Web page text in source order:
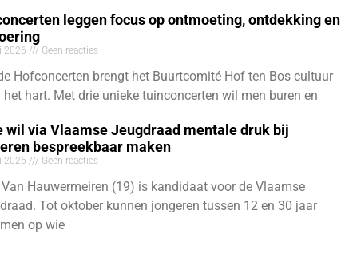
leggen focus op ontmoeting, ontdekking en
2026 Geen reacties
Hofconcerten brengt het Buurtcomité Hof ten Bos cultuur
hart. Met drie unieke tuinconcerten wil men buren en
wil via Vlaamse Jeugdraad mentale druk bij
bespreekbaar maken
2026 Geen reacties
Van Hauwermeiren (19) is kandidaat voor de Vlaamse
Tot oktober kunnen jongeren tussen 12 en 30 jaar
op wie